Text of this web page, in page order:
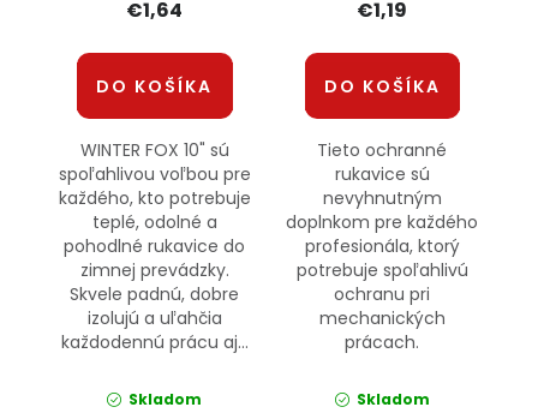
€1,64
DO KOŠÍKA
WINTER FOX 10" sú
spoľahlivou voľbou pre
každého, kto potrebuje
teplé, odolné a
pohodlné rukavice do
zimnej prevádzky.
Skvele padnú, dobre
izolujú a uľahčia
každodennú prácu aj...
Skladom
€1,19
DO KOŠÍKA
Tieto ochranné
rukavice sú
nevyhnutným
doplnkom pre každého
profesionála, ktorý
potrebuje spoľahlivú
ochranu pri
mechanických
prácach.
Skladom